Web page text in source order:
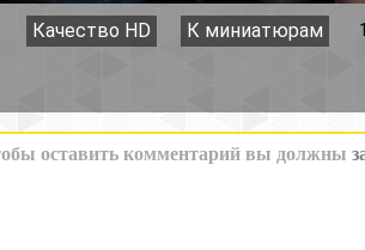
Качество HD К миниатюрам